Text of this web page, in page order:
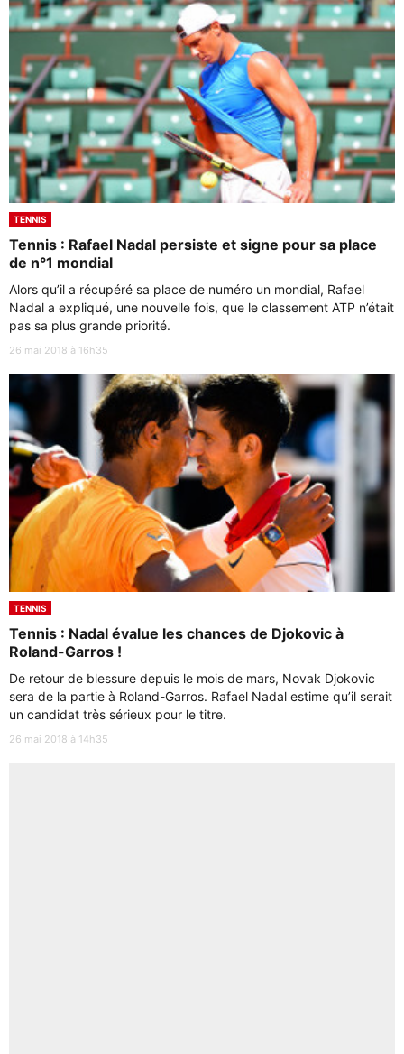
TENNIS
Tennis : Rafael Nadal persiste et signe pour sa place
de n°1 mondial
Alors qu’il a récupéré sa place de numéro un mondial, Rafael
Nadal a expliqué, une nouvelle fois, que le classement ATP n’était
pas sa plus grande priorité.
26 mai 2018 à 16h35
TENNIS
Tennis : Nadal évalue les chances de Djokovic à
Roland-Garros !
De retour de blessure depuis le mois de mars, Novak Djokovic
sera de la partie à Roland-Garros. Rafael Nadal estime qu’il serait
un candidat très sérieux pour le titre.
26 mai 2018 à 14h35